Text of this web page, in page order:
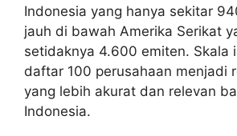
Indonesia yang hanya sekitar
jauh di bawah Amerika Serikat
setidaknya 4.600 emiten. Skala
daftar 100 perusahaan menjadi
yang lebih akurat dan relevan
Indonesia.